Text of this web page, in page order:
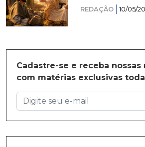
REDAÇÃO 10/05/
Cadastre-se e receba
com matérias exclusivas